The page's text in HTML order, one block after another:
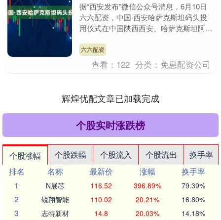
据“西安发布”微信公众号消息，6月10日
六六配资，中国·西安哈萨克斯坦码头投
用仪式在中国陕西西安、哈萨克斯坦阿拉
的中国·西安....
六六配资
查看： 122 分类： 免息配资公司
辉煌优配文章已加载完成
个股实时涨跌榜
个股涨幅 个股跌幅 个股流入 个股流出
换手率
排名
名称 最新价 涨幅
换手率
1
N展芯 116.52 396.89% 79.39%
2 锐翔智能 110.02 20.21% 16.80%
3 志特新材 14.8 20.03% 14.18%